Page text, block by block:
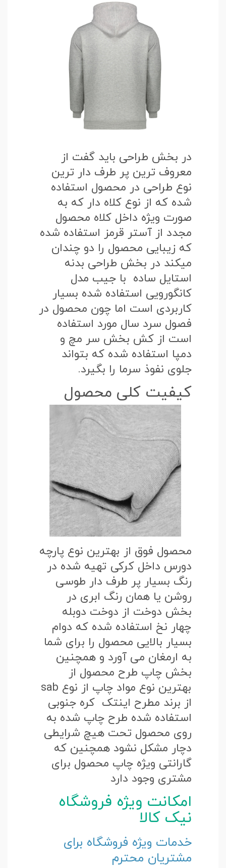
در بخش طراحی باید گفت از
معروف ترین پر طرف دار ترین
نوع طراحی در محصول استفاده
شده که از نوع کلاه دار که به
صورت ویژه داخل کلاه محصول
مجدد از آستر قرمز استفاده شده
که زیبایی محصول را دو چندان
میکند در بخش طراحی بدنه
استایل ساده با جیب مدل
کانگورویی استفاده شده بسیار
کاربردی است اما چون محصول در
فصول سرد سال مورد استفاده
است از کش بخش سر مچ و
دمپا استفاده شده که بتواند
جلوی نفوذ سرما را بگیرد.
کیفیت کلی محصول
محصول فوق از بهترین نوع پارچه
دورس داخل کرکی تهیه شده در
رنگ بسیار پر طرف دار طوسی
روشن یا همان رنگ ابری در
بخش دوخت از دوخت دوبله
چهار نخ استفاده شده که دوام
بسیار بالایی محصول را برای شما
به ارمغان می آورد و همچنین
بخش چاپ طرح محصول از
بهترین نوع مواد چاپ از نوع sab
از برند مطرح اینتک کره جنوبی
استفاده شده طرح چاپ شده به
روی محصول تحت هیچ شرایطی
دچار مشکل نشود همچنین که
گارانتی ویژه چاپ محصول برای
مشتری وجود دارد
امکانت ویژه فروشگاه
نیک کالا
خدمات ویژه فروشگاه برای
مشتریان محترم